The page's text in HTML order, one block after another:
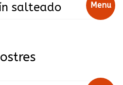
salteado Menu